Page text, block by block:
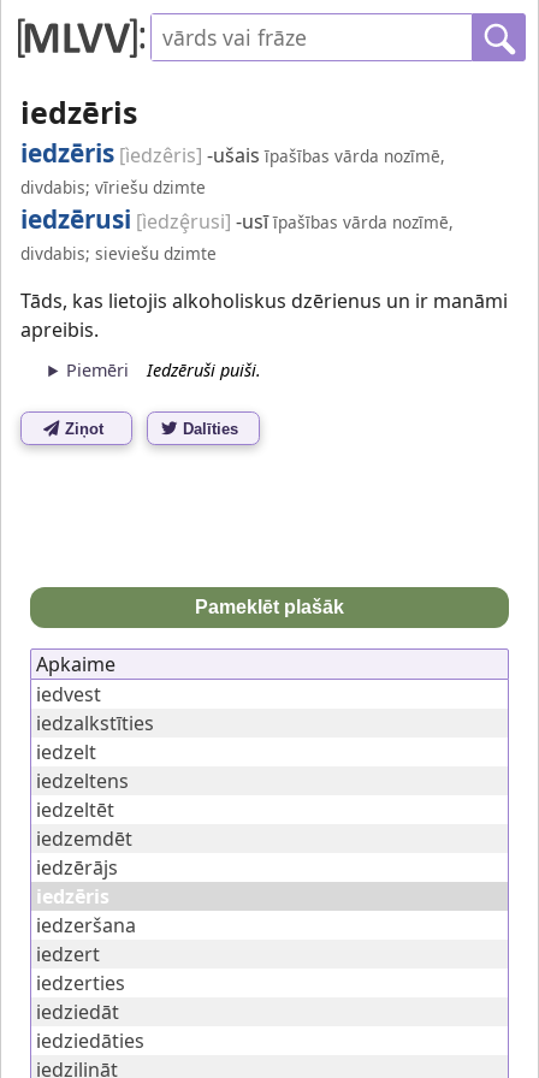
iedzēris
iedzēris [ìedzêris] -ušais īpašības vārda nozīmē,
divdabis; vīriešu dzimte
iedzērusi [ìedzȩ̂rusi] -usī īpašības vārda nozīmē,
divdabis; sieviešu dzimte
Tāds, kas lietojis alkoholiskus dzērienus un ir manāmi
apreibis.
Piemēri Iedzēruši puiši.
Ziņot Dalīties
Pameklēt plašāk
Apkaime
iedvest
iedzalkstīties
iedzelt
iedzeltens
iedzeltēt
iedzemdēt
iedzērājs
iedzēris
iedzeršana
iedzert
iedzerties
iedziedāt
iedziedāties
iedziļināt